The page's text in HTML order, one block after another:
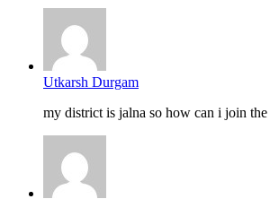
Utkarsh Durgam
my district is jalna so how can i join